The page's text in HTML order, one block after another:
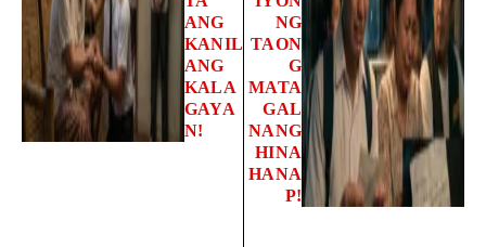
ANG
KANIL
ANG
KALA
GAYA
N!
NG
TAON
G
MATA
GAL
NANG
HINA
HANA
P!